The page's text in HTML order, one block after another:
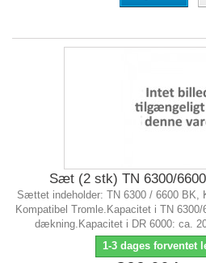
Sæt (2 stk) TN 6300/
Sættet indeholder: TN 6300 / 6600 BK,
Kompatibel Tromle.Kapacitet i TN
dækning.Kapacitet i DR 6000: ca.
1-3 dages forventet